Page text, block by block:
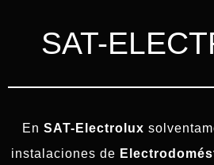
SAT-
En SAT-Electrolux
instalaciones de